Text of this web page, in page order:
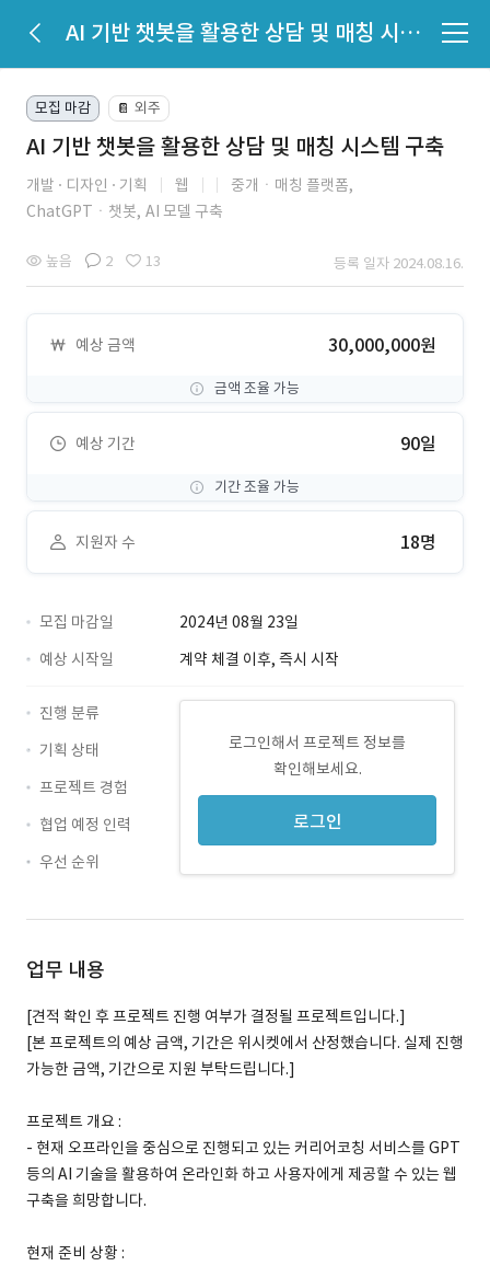
AI 기반 챗봇을 활용한 상담 및 매칭 시스템 구축
모집 마감 📔 외주
AI 기반 챗봇을 활용한 상담 및 매칭 시스템 구축
개발 디자인 기획 웹
중개ㆍ매칭 플랫폼,
ChatGPTㆍ챗봇, AI 모델 구축
높음 2 13 등록 일자 2024.08.16.
예상 금액 30,000,000원
금액 조율 가능
예상 기간 90일
기간 조율 가능
지원자 수 18명
모집 마감일
2024년 08월 23일
예상 시작일
계약 체결 이후, 즉시 시작
로그인해서 프로젝트 정보를
확인해보세요.
로그인
진행 분류
기획 상태
프로젝트 경험
협업 예정 인력
우선 순위
업무 내용
[견적 확인 후 프로젝트 진행 여부가 결정될 프로젝트입니다.]
[본 프로젝트의 예상 금액, 기간은 위시켓에서 산정했습니다. 실제 진행
가능한 금액, 기간으로 지원 부탁드립니다.]
프로젝트 개요 :
- 현재 오프라인을 중심으로 진행되고 있는 커리어코칭 서비스를 GPT
등의 AI 기술을 활용하여 온라인화 하고 사용자에게 제공할 수 있는 웹
구축을 희망합니다.
현재 준비 상황 :